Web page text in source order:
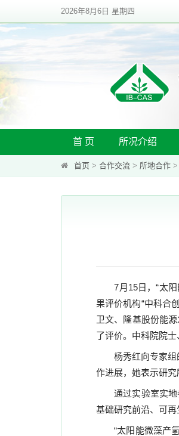
2026年8月6日 星期四
首 页 所况介绍
首页 > 合作交流 > 所地合作 >
7月 15日，“太
果评价机构“中科合
卫文、隆基股份能
了评价。中科院院
杨秀红向专家
作进展，她表示研
通过实验室实
基础研究前沿、可再
“太阳能微藻产